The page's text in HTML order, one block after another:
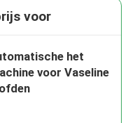
voor
het
voor Vaseline